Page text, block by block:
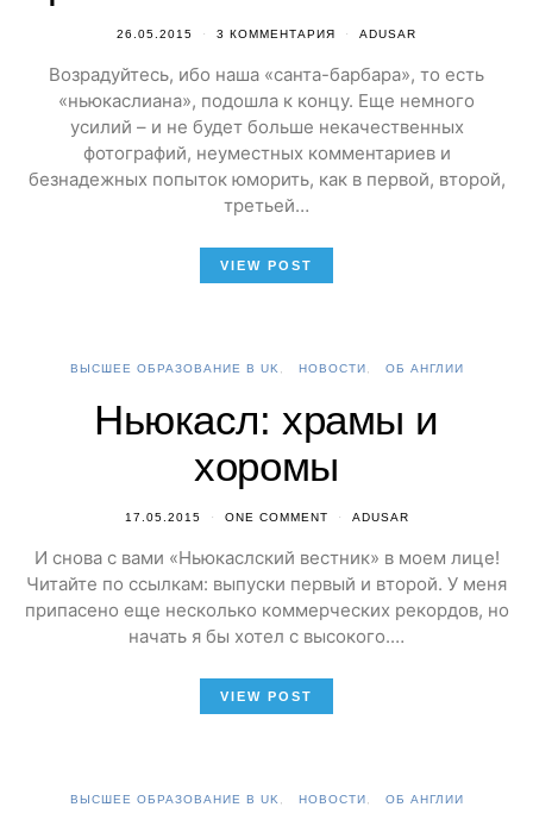
26.05.2015 3 КОММЕНТАРИЯ ADUSAR
Возрадуйтесь, ибо наша «санта-барбара», то есть
«ньюкаслиана», подошла к концу. Еще немного
усилий – и не будет больше некачественных
фотографий, неуместных комментариев и
безнадежных попыток юморить, как в первой, второй,
третьей…
VIEW POST
ВЫСШЕЕ ОБРАЗОВАНИЕ В UK НОВОСТИ ОБ АНГЛИИ
Ньюкасл: храмы и
хоромы
17.05.2015 ONE COMMENT ADUSAR
И снова с вами «Ньюкаслский вестник» в моем лице!
Читайте по ссылкам: выпуски первый и второй. У меня
припасено еще несколько коммерческих рекордов, но
начать я бы хотел с высокого.…
VIEW POST
ВЫСШЕЕ ОБРАЗОВАНИЕ В UK НОВОСТИ ОБ АНГЛИИ